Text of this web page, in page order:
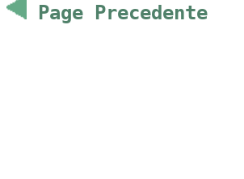
Page Precedente